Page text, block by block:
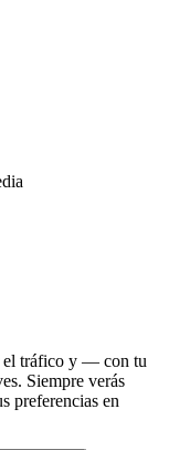
el tráfico y — con tu
Siempre verás
preferencias en